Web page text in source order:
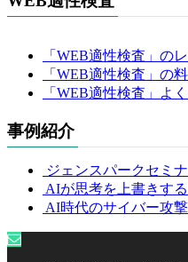
「WEB適性検査」の
「WEB適性検査」の
「WEB適性検査」よ
事例紹介
ジェンスパークセミ
AIが思考を上書きす
AI時代のサイバー攻